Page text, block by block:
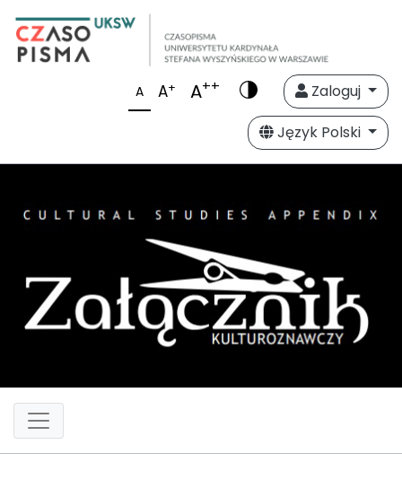
A A+ A++
Zaloguj
Język Polski